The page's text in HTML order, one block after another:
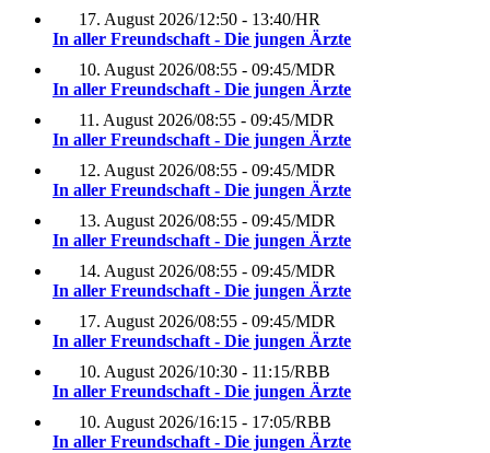
17. August 2026/12:50 - 13:40/HR
In aller Freundschaft - Die jungen Ärzte
10. August 2026/08:55 - 09:45/MDR
In aller Freundschaft - Die jungen Ärzte
11. August 2026/08:55 - 09:45/MDR
In aller Freundschaft - Die jungen Ärzte
12. August 2026/08:55 - 09:45/MDR
In aller Freundschaft - Die jungen Ärzte
13. August 2026/08:55 - 09:45/MDR
In aller Freundschaft - Die jungen Ärzte
14. August 2026/08:55 - 09:45/MDR
In aller Freundschaft - Die jungen Ärzte
17. August 2026/08:55 - 09:45/MDR
In aller Freundschaft - Die jungen Ärzte
10. August 2026/10:30 - 11:15/RBB
In aller Freundschaft - Die jungen Ärzte
10. August 2026/16:15 - 17:05/RBB
In aller Freundschaft - Die jungen Ärzte